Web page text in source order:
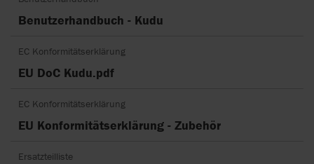
Benutzerhandbuch - Kudu
EC Konformitätserklärung
EU DoC Kudu.pdf
EC Konformitätserklärung
EU Konformitätserklärung - Zubehör
Ersatzteilliste